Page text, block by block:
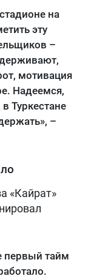
на
эту
–
мотивация
Надеемся,
Туркестане
–
«Кайрат»
первый тайм